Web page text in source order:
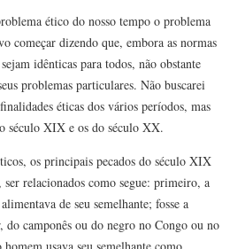
ético do nosso tempo o problema
começar dizendo que, embora as normas
idênticas para todos, não obstante
problemas particulares. Não buscarei
éticas dos vários períodos, mas
século XIX e os do século XX.
os principais pecados do século XIX
ser relacionados como segue: primeiro, a
de seu semelhante; fosse a
do camponês ou do negro no Congo ou no